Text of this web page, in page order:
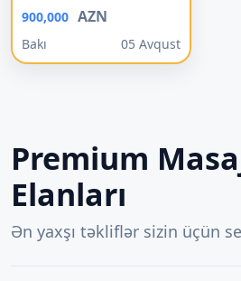
900,000 AZN
Bakı 05 Avqust
Premium
Elanları
Ən yaxşı təkliflər sizin üçün